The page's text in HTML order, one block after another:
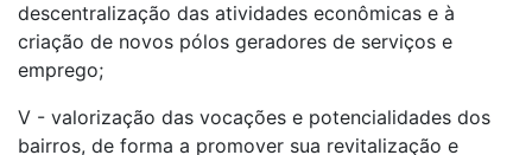
descentralização das atividades econômicas e à
criação de novos pólos geradores de serviços e
emprego;
V - valorização das vocações e potencialidades dos
bairros, de forma a promover sua revitalização e